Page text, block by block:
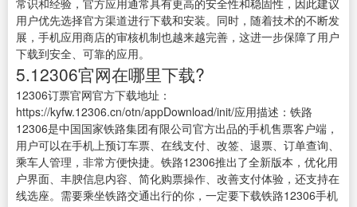
常识和经验，官方应用通常具有更高的安全性和稳固性，因此建议
用户优先选择官方渠道进行下载和安装。同时，随着技术的不断发
展，手机应用商店的审核机制也越来越完善，这进一步保障了用户
下载到安全、可靠的应用。
5.12306官网在哪里下载?
12306订票官网官方下载地址：
https://kyfw.12306.cn/otn/appDownload/init/应用描述：铁路
12306是中国国家铁路集团有限公司官方出品的手机售票客户端，
用户可以在手机上预订车票、在线支付、改签、退票、订单查询、
乘车人管理，非常方便快捷。铁路12306推出了全新版本，优化用
户界面、丰腴信息内容、简化购票操作、改善支付体验，还支持在
线选座。需要乘坐铁路交通出行的你，一定要下载铁路12306手机